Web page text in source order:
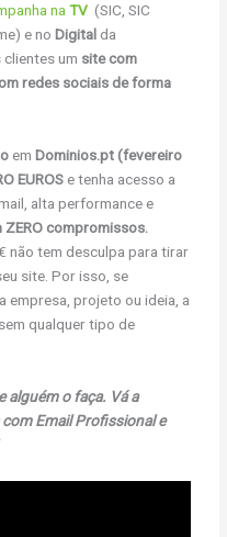
naTV (SIC, SIC
e noDigital da
um site com
redes sociais de forma
emDominios.pt (fevereiro
EUROS e tenha acesso a
alta performance e
ZERO compromissos.
não tem desculpa para tirar
site. Por isso, se
empresa, projeto ou ideia, a
qualquer tipo de
alguém o faça. Vá a
Email Profissional e